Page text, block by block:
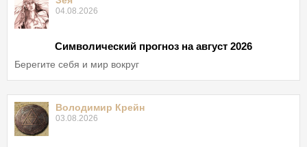
04.08.2026
Символический прогноз на август 2026
Берегите себя и мир вокруг
Володимир Крейн
03.08.2026